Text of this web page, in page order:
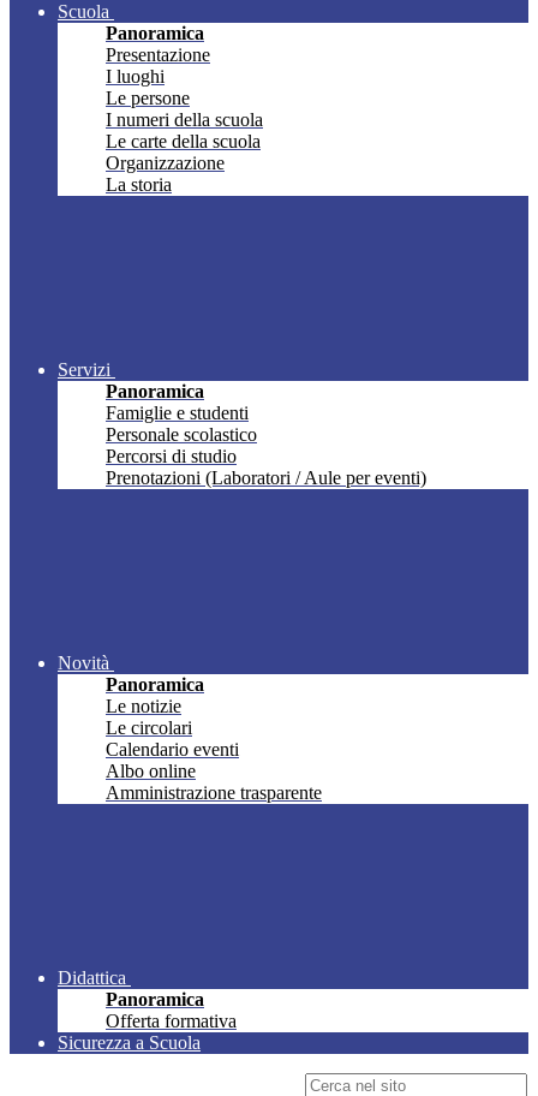
Scuola
Panoramica
Presentazione
I luoghi
Le persone
I numeri della scuola
Le carte della scuola
Organizzazione
La storia
Servizi
Panoramica
Famiglie e studenti
Personale scolastico
Percorsi di studio
Prenotazioni (Laboratori / Aule per eventi)
Novità
Panoramica
Le notizie
Le circolari
Calendario eventi
Albo online
Amministrazione trasparente
Didattica
Panoramica
Offerta formativa
Sicurezza a Scuola